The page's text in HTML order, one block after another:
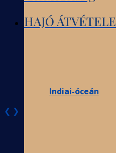
Indiai-óceán
HAJÓ ÁTVÉTELE
❮ ❯